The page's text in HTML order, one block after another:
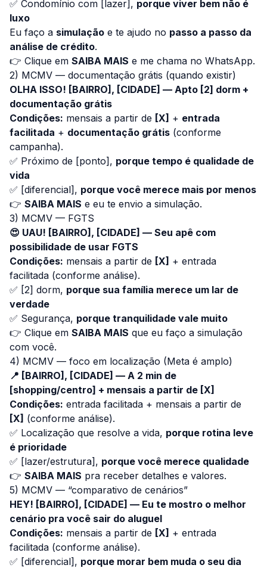
✅ Condomínio com [lazer], porque viver bem não é
luxo
Eu faço a simulação e te ajudo no passo a passo da
análise de crédito.
👉 Clique em SAIBA MAIS e me chama no WhatsApp.
2) MCMV — documentação grátis (quando existir)
OLHA ISSO! [BAIRRO], [CIDADE] — Apto [2] dorm +
documentação grátis
Condições: mensais a partir de [X] + entrada
facilitada + documentação grátis (conforme
campanha).
✅ Próximo de [ponto], porque tempo é qualidade de
vida
✅ [diferencial], porque você merece mais por menos
👉 SAIBA MAIS e eu te envio a simulação.
3) MCMV — FGTS
😍 UAU! [BAIRRO], [CIDADE] — Seu apê com
possibilidade de usar FGTS
Condições: mensais a partir de [X] + entrada
facilitada (conforme análise).
✅ [2] dorm, porque sua família merece um lar de
verdade
✅ Segurança, porque tranquilidade vale muito
👉 Clique em SAIBA MAIS que eu faço a simulação
com você.
4) MCMV — foco em localização (Meta é amplo)
📍 [BAIRRO], [CIDADE] — A 2 min de
[shopping/centro] + mensais a partir de [X]
Condições: entrada facilitada + mensais a partir de
[X] (conforme análise).
✅ Localização que resolve a vida, porque rotina leve
é prioridade
✅ [lazer/estrutura], porque você merece qualidade
👉 SAIBA MAIS pra receber detalhes e valores.
5) MCMV — “comparativo de cenários”
HEY! [BAIRRO], [CIDADE] — Eu te mostro o melhor
cenário pra você sair do aluguel
Condições: mensais a partir de [X] + entrada
facilitada (conforme análise).
✅ [diferencial], porque morar bem muda o seu dia